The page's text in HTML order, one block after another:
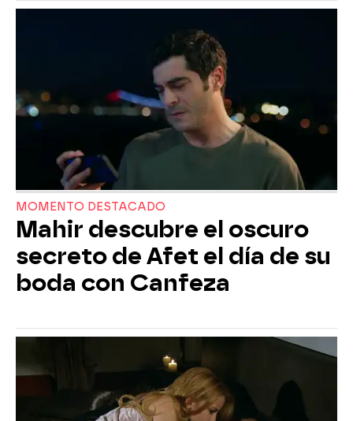
MOMENTO DESTACADO
Mahir descubre el oscuro
secreto de Afet el día de su
boda con Canfeza